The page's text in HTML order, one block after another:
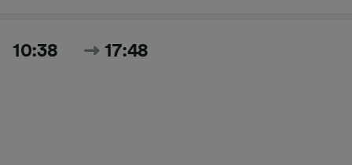
10:38 17:48